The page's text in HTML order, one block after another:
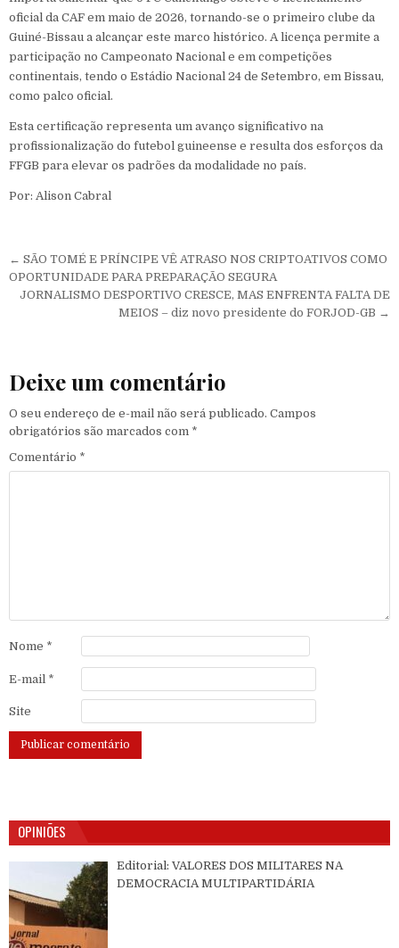
oficial da CAF em maio de 2026, tornando-se o primeiro clube da
Guiné-Bissau a alcançar este marco histórico. A licença permite a
participação no Campeonato Nacional e em competições
continentais, tendo o Estádio Nacional 24 de Setembro, em Bissau,
como palco oficial.
Esta certificação representa um avanço significativo na
profissionalização do futebol guineense e resulta dos esforços da
FFGB para elevar os padrões da modalidade no país.
Por: Alison Cabral
Navegação de Post
← SÃO TOMÉ E PRÍNCIPE VÊ ATRASO NOS CRIPTOATIVOS COMO
OPORTUNIDADE PARA PREPARAÇÃO SEGURA
JORNALISMO DESPORTIVO CRESCE, MAS ENFRENTA FALTA DE
MEIOS – diz novo presidente do FORJOD-GB →
Deixe um comentário
O seu endereço de e-mail não será publicado. Campos
obrigatórios são marcados com *
Comentário *
Nome *
E-mail *
Site
OPINIÕES
Editorial: VALORES DOS MILITARES NA
DEMOCRACIA MULTIPARTIDÁRIA